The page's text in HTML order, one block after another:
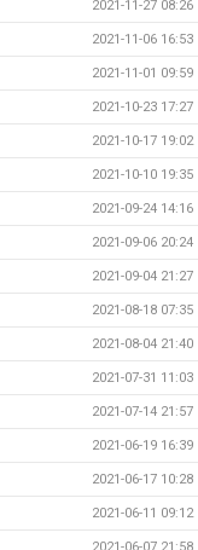
2021-11-27 08:26
2021-11-06 16:53
2021-11-01 09:59
2021-10-23 17:27
2021-10-17 19:02
2021-10-10 19:35
2021-09-24 14:16
2021-09-06 20:24
2021-09-04 21:27
2021-08-18 07:35
2021-08-04 21:40
2021-07-31 11:03
2021-07-14 21:57
2021-06-19 16:39
2021-06-17 10:28
2021-06-11 09:12